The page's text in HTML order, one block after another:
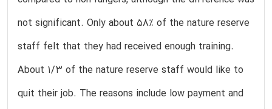
not significant. Only about 58% of the nature reserve
staff felt that they had received enough training.
About 1/3 of the nature reserve staff would like to
quit their job. The reasons include low payment and